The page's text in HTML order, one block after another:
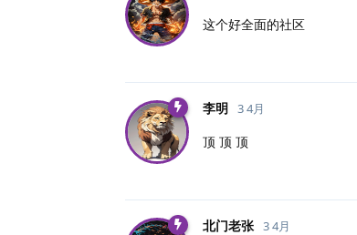
这个好全面的社区
李明 3 4月
顶 顶 顶
北门老张 3 4月